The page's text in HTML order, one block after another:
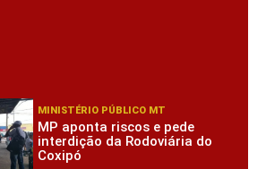
MINISTÉRIO PÚBLICO MT
MP aponta riscos e pede
interdição da Rodoviária do
Coxipó